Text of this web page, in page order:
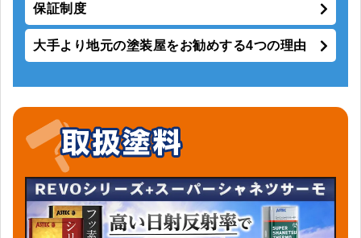
保証制度
大手より地元の塗装屋をお勧めする4つの理由